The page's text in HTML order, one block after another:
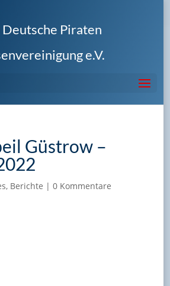
Deutsche Piraten
e.V.
Güstrow –
, Berichte | 0 Kommentare